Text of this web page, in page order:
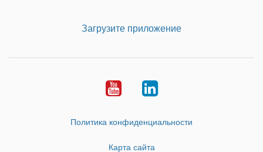
Загрузите приложение
YoutubeLinkedIn
Политика конфиденциальности
Карта сайта